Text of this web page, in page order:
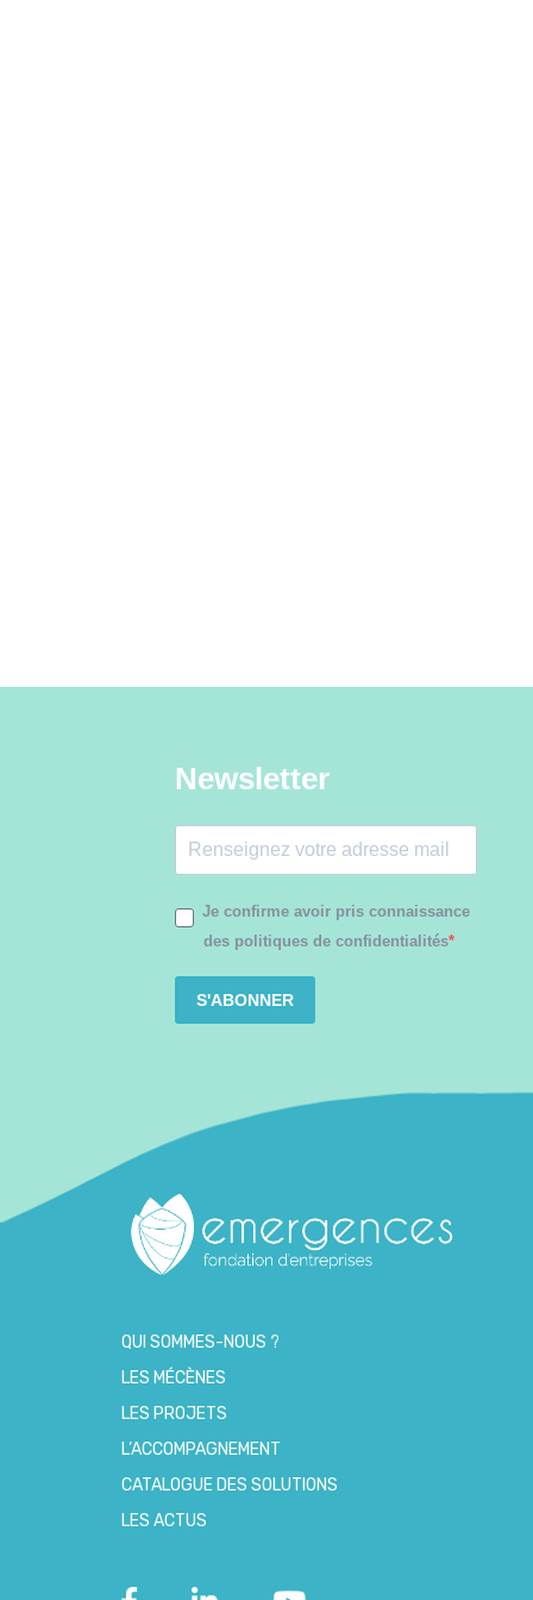
Newsletter
Je confirme avoir pris connaissance
des politiques de confidentialités
S'ABONNER
QUI SOMMES-NOUS ?
LES MÉCÈNES
LES PROJETS
L’ACCOMPAGNEMENT
CATALOGUE DES SOLUTIONS
LES ACTUS